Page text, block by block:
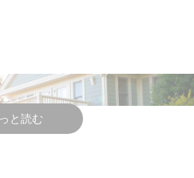
は非常にしなやかで、良く熟
に、タバコの葉、森林の香り
と読む